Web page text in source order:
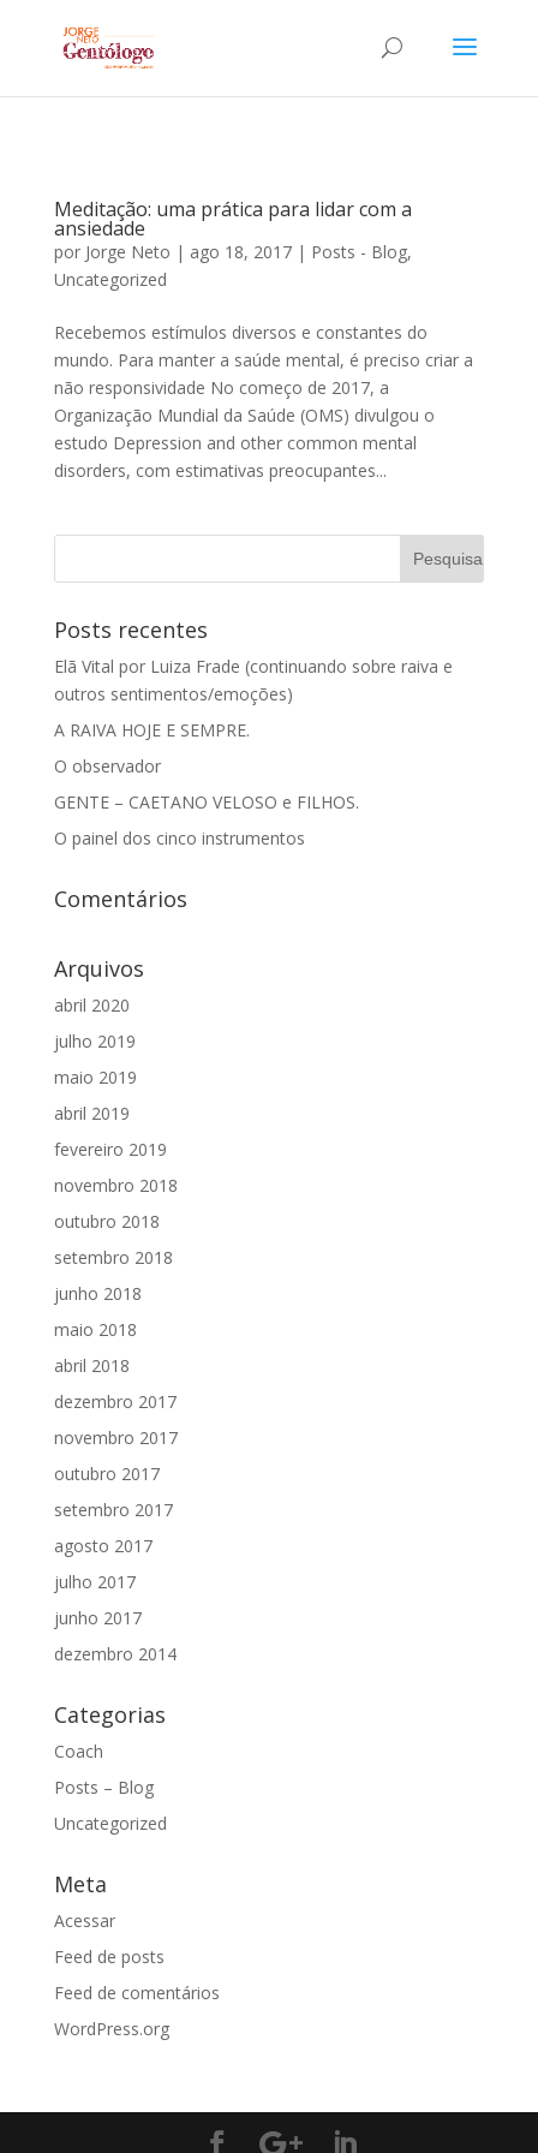
Meditação: uma prática para lidar com a
ansiedade
por Jorge Neto | ago 18, 2017| Posts - Blog,
Uncategorized
Recebemos estímulos diversos e constantes do
mundo. Para manter a saúde mental, é preciso criar a
não responsividade No começo de 2017, a
Organização Mundial da Saúde (OMS) divulgou o
estudo Depression and other common mental
disorders, com estimativas preocupantes...
Posts recentes
Elã Vital por Luiza Frade (continuando sobre raiva e
outros sentimentos/emoções)
A RAIVA HOJE E SEMPRE.
O observador
GENTE – CAETANO VELOSO e FILHOS.
O painel dos cinco instrumentos
Comentários
Arquivos
abril 2020
julho 2019
maio 2019
abril 2019
fevereiro 2019
novembro 2018
outubro 2018
setembro 2018
junho 2018
maio 2018
abril 2018
dezembro 2017
novembro 2017
outubro 2017
setembro 2017
agosto 2017
julho 2017
junho 2017
dezembro 2014
Categorias
Coach
Posts – Blog
Uncategorized
Meta
Acessar
Feed de posts
Feed de comentários
WordPress.org